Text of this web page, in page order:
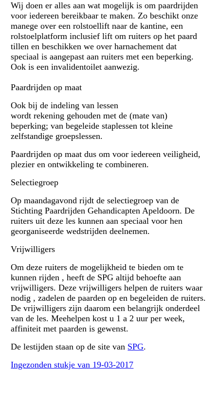
Wij doen er alles aan wat mogelijk is om paardrijden
voor iedereen bereikbaar te maken. Zo beschikt onze
manege over een rolstoellift naar de kantine, een
rolstoelplatform inclusief lift om ruiters op het paard
tillen en beschikken we over harnachement dat
speciaal is aangepast aan ruiters met een beperking.
Ook is een invalidentoilet aanwezig.
Paardrijden op maat
Ook bij de indeling van lessen
wordt rekening gehouden met de (mate van)
beperking; van begeleide staplessen tot kleine
zelfstandige groepslessen.
Paardrijden op maat dus om voor iedereen veiligheid,
plezier en ontwikkeling te combineren.
Selectiegroep
Op maandagavond rijdt de selectiegroep van de
Stichting Paardrijden Gehandicapten Apeldoorn. De
ruiters uit deze les kunnen aan speciaal voor hen
georganiseerde wedstrijden deelnemen.
Vrijwilligers
Om deze ruiters de mogelijkheid te bieden om te
kunnen rijden , heeft de SPG altijd behoefte aan
vrijwilligers. Deze vrijwilligers helpen de ruiters waar
nodig , zadelen de paarden op en begeleiden de ruiters.
De vrijwilligers zijn daarom een belangrijk onderdeel
van de les. Meehelpen kost u 1 a 2 uur per week,
affiniteit met paarden is gewenst.
De lestijden staan op de site van SPG.
Ingezonden stukje van 19-03-2017